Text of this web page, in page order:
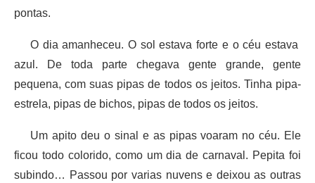
pontas.
O dia amanheceu. O sol estava forte e o céu estava
azul. De toda parte chegava gente grande, gente
pequena, com suas pipas de todos os jeitos. Tinha pipa-
estrela, pipas de bichos, pipas de todos os jeitos.
Um apito deu o sinal e as pipas voaram no céu. Ele
ficou todo colorido, como um dia de carnaval. Pepita foi
subindo… Passou por varias nuvens e deixou as outras